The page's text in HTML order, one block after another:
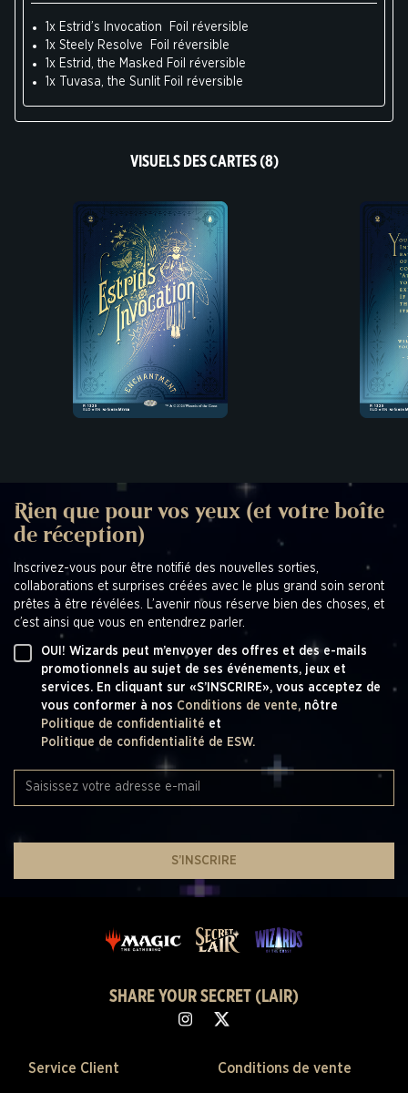
1x Estrid’s Invocation Foil réversible
1x Steely Resolve Foil réversible
1x Estrid, the Masked Foil réversible
1x Tuvasa, the Sunlit Foil réversible
VISUELS DES CARTES (8)
Rien que pour vos yeux (et votre boîte
de réception)
Inscrivez-vous pour être notifié des nouvelles sorties,
collaborations et surprises créées avec le plus grand soin seront
prêtes à être révélées. L’avenir nous réserve bien des choses, et
c’est ainsi que vous en entendrez parler.
OUI! Wizards peut m’envoyer des offres et des e-mails
promotionnels au sujet de ses événements, jeux et
services. En cliquant sur «S’INSCRIRE», vous acceptez de
vous conformer à nos Conditions de vente, nôtre
Politique de confidentialité et
Politique de confidentialité de ESW.
S’INSCRIRE
SHARE YOUR SECRET (LAIR)
Service Client Conditions de vente